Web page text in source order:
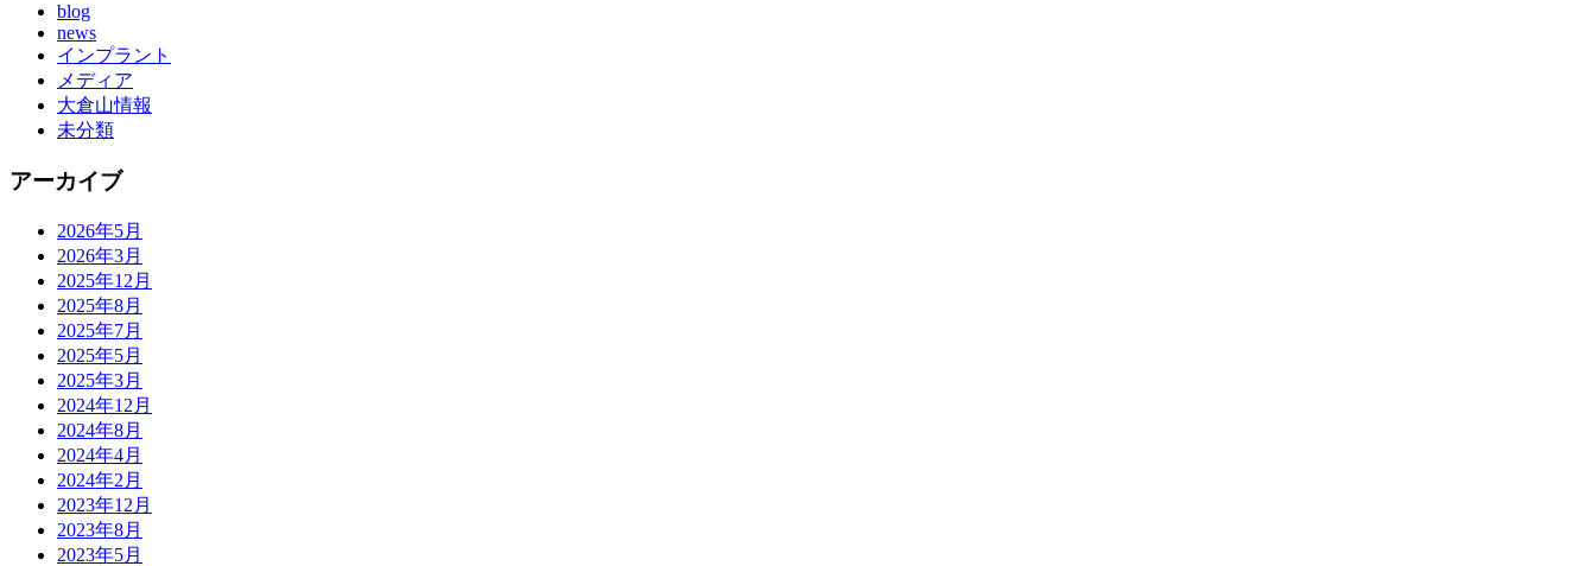
blog
news
インプラント
メディア
大倉山情報
未分類
アーカイブ
2026年5月
2026年3月
2025年12月
2025年8月
2025年7月
2025年5月
2025年3月
2024年12月
2024年8月
2024年4月
2024年2月
2023年12月
2023年8月
2023年5月